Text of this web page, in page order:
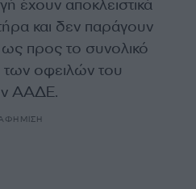
έχουν αποκλειστικά
και δεν παράγουν
προς το συνολικό
οφειλών του
ΑΑΔΕ.